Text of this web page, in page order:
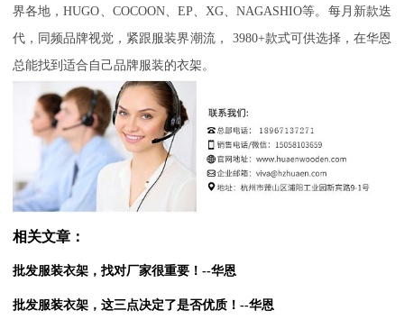
界各地，HUGO、COCOON、EP、XG、NAGASHIO等。每月新款迭
代，同频品牌视觉，紧跟服装界潮流，
3980+款式可供选择，在华恩
总能找到适合自己品牌服装的衣架。
相关文章：
批发服装衣架，找对厂家很重要！--华恩
批发服装衣架，这三点决定了是否优质！--华恩